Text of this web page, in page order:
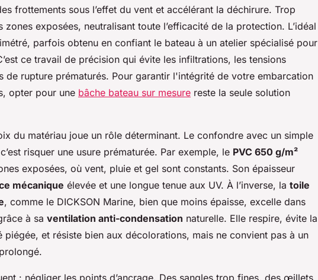
frottements sous l’effet du vent et accélérant la déchirure. Trop
zones exposées, neutralisant toute l’efficacité de la protection. L’idéal
parfois obtenu en confiant le bateau à un atelier spécialisé pour
ce travail de précision qui évite les infiltrations, les tensions
de rupture prématurés. Pour garantir l'intégrité de votre embarcation
opter pour une bâche bateau sur mesure reste la seule solution
du matériau joue un rôle déterminant. Le confondre avec un simple
risquer une usure prématurée. Par exemple, le PVC 650 g/m²
exposées, où vent, pluie et gel sont constants. Son épaisseur
mécanique élevée et une longue tenue aux UV. À l’inverse, la toile
, comme le DICKSON Marine, bien que moins épaisse, excelle dans
à sa ventilation anti-condensation naturelle. Elle respire, évite la
piégée, et résiste bien aux décolorations, mais ne convient pas à un